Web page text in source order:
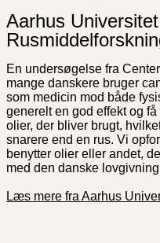
Aarhus
En undersøgelse fra
mange danskere bruger
som medicin mod både
generelt en god effekt og
olier, der bliver brugt,
snarere end en rus. Vi
benytter olier eller andet,
med den danske
Læs mere fra Aarhus